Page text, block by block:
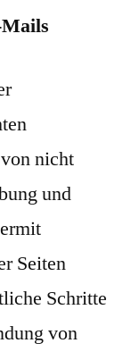
nicht
und
Seiten
Schritte
von